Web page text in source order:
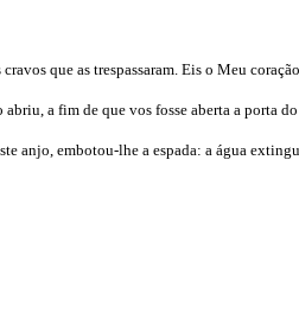
que as trespassaram. Eis o Meu
a fim de que vos fosse aberta a porta do
anjo, embotou-lhe a espada: a água